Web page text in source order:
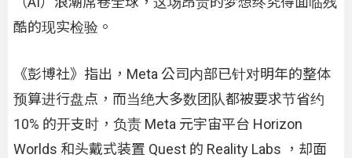
酷的现实检验。
《彭博社》指出，Meta 公司内部已针对明年的整体
预算进行盘点，而当绝大多数团队都被要求节省约
10% 的开支时，负责 Meta 元宇宙平台 Horizon
Worlds 和头戴式装置 Quest 的 Reality Labs ，却面